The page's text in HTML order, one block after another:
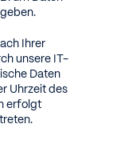
Ihrer
unsere IT-
Daten
Uhrzeit des
erfolgt